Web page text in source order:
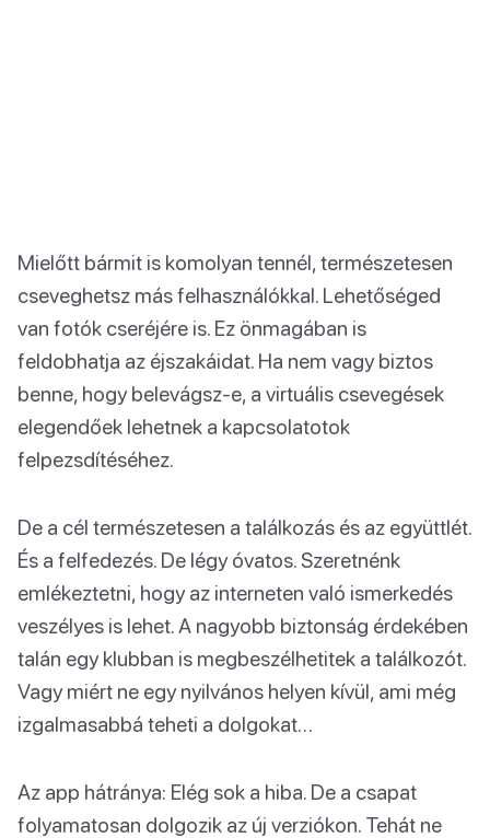
Mielőtt bármit is komolyan tennél, természetesen
cseveghetsz más felhasználókkal. Lehetőséged
van fotók cseréjére is. Ez önmagában is
feldobhatja az éjszakáidat. Ha nem vagy biztos
benne, hogy belevágsz-e, a virtuális csevegések
elegendőek lehetnek a kapcsolatotok
felpezsdítéséhez.
De a cél természetesen a találkozás és az együttlét.
És a felfedezés. De légy óvatos. Szeretnénk
emlékeztetni, hogy az interneten való ismerkedés
veszélyes is lehet. A nagyobb biztonság érdekében
talán egy klubban is megbeszélhetitek a találkozót.
Vagy miért ne egy nyilvános helyen kívül, ami még
izgalmasabbá teheti a dolgokat…
Az app hátránya: Elég sok a hiba. De a csapat
folyamatosan dolgozik az új verziókon. Tehát ne